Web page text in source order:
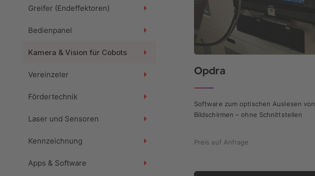
Greifer (Endeffektoren)
Bedienpanel
Kamera & Vision für Cobots
Vereinzeler
Fördertechnik
Laser und Sensoren
Kennzeichnung
Apps & Software
Opdra
Software zum optischen Auslesen von
Bildschirmen – ohne Schnittstellen
Preis auf Anfrage